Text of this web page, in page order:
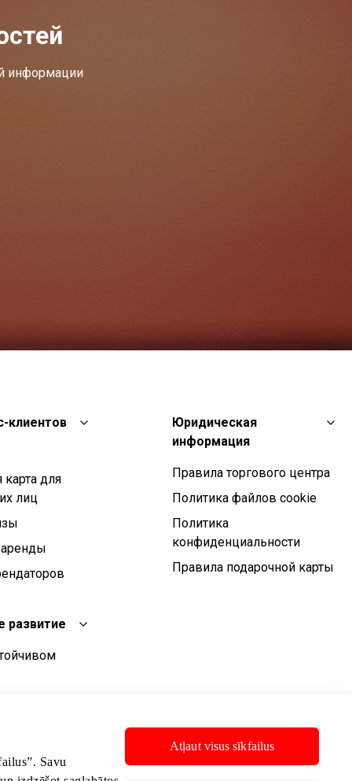
Savu
Atļaut visus sīkfailus
информации
клиентов
для
лиц
развитие
Юридическая
информация
Правила торгового центра
Политика файлов cookie
Политика
конфиденциальности
Правила подарочной карты